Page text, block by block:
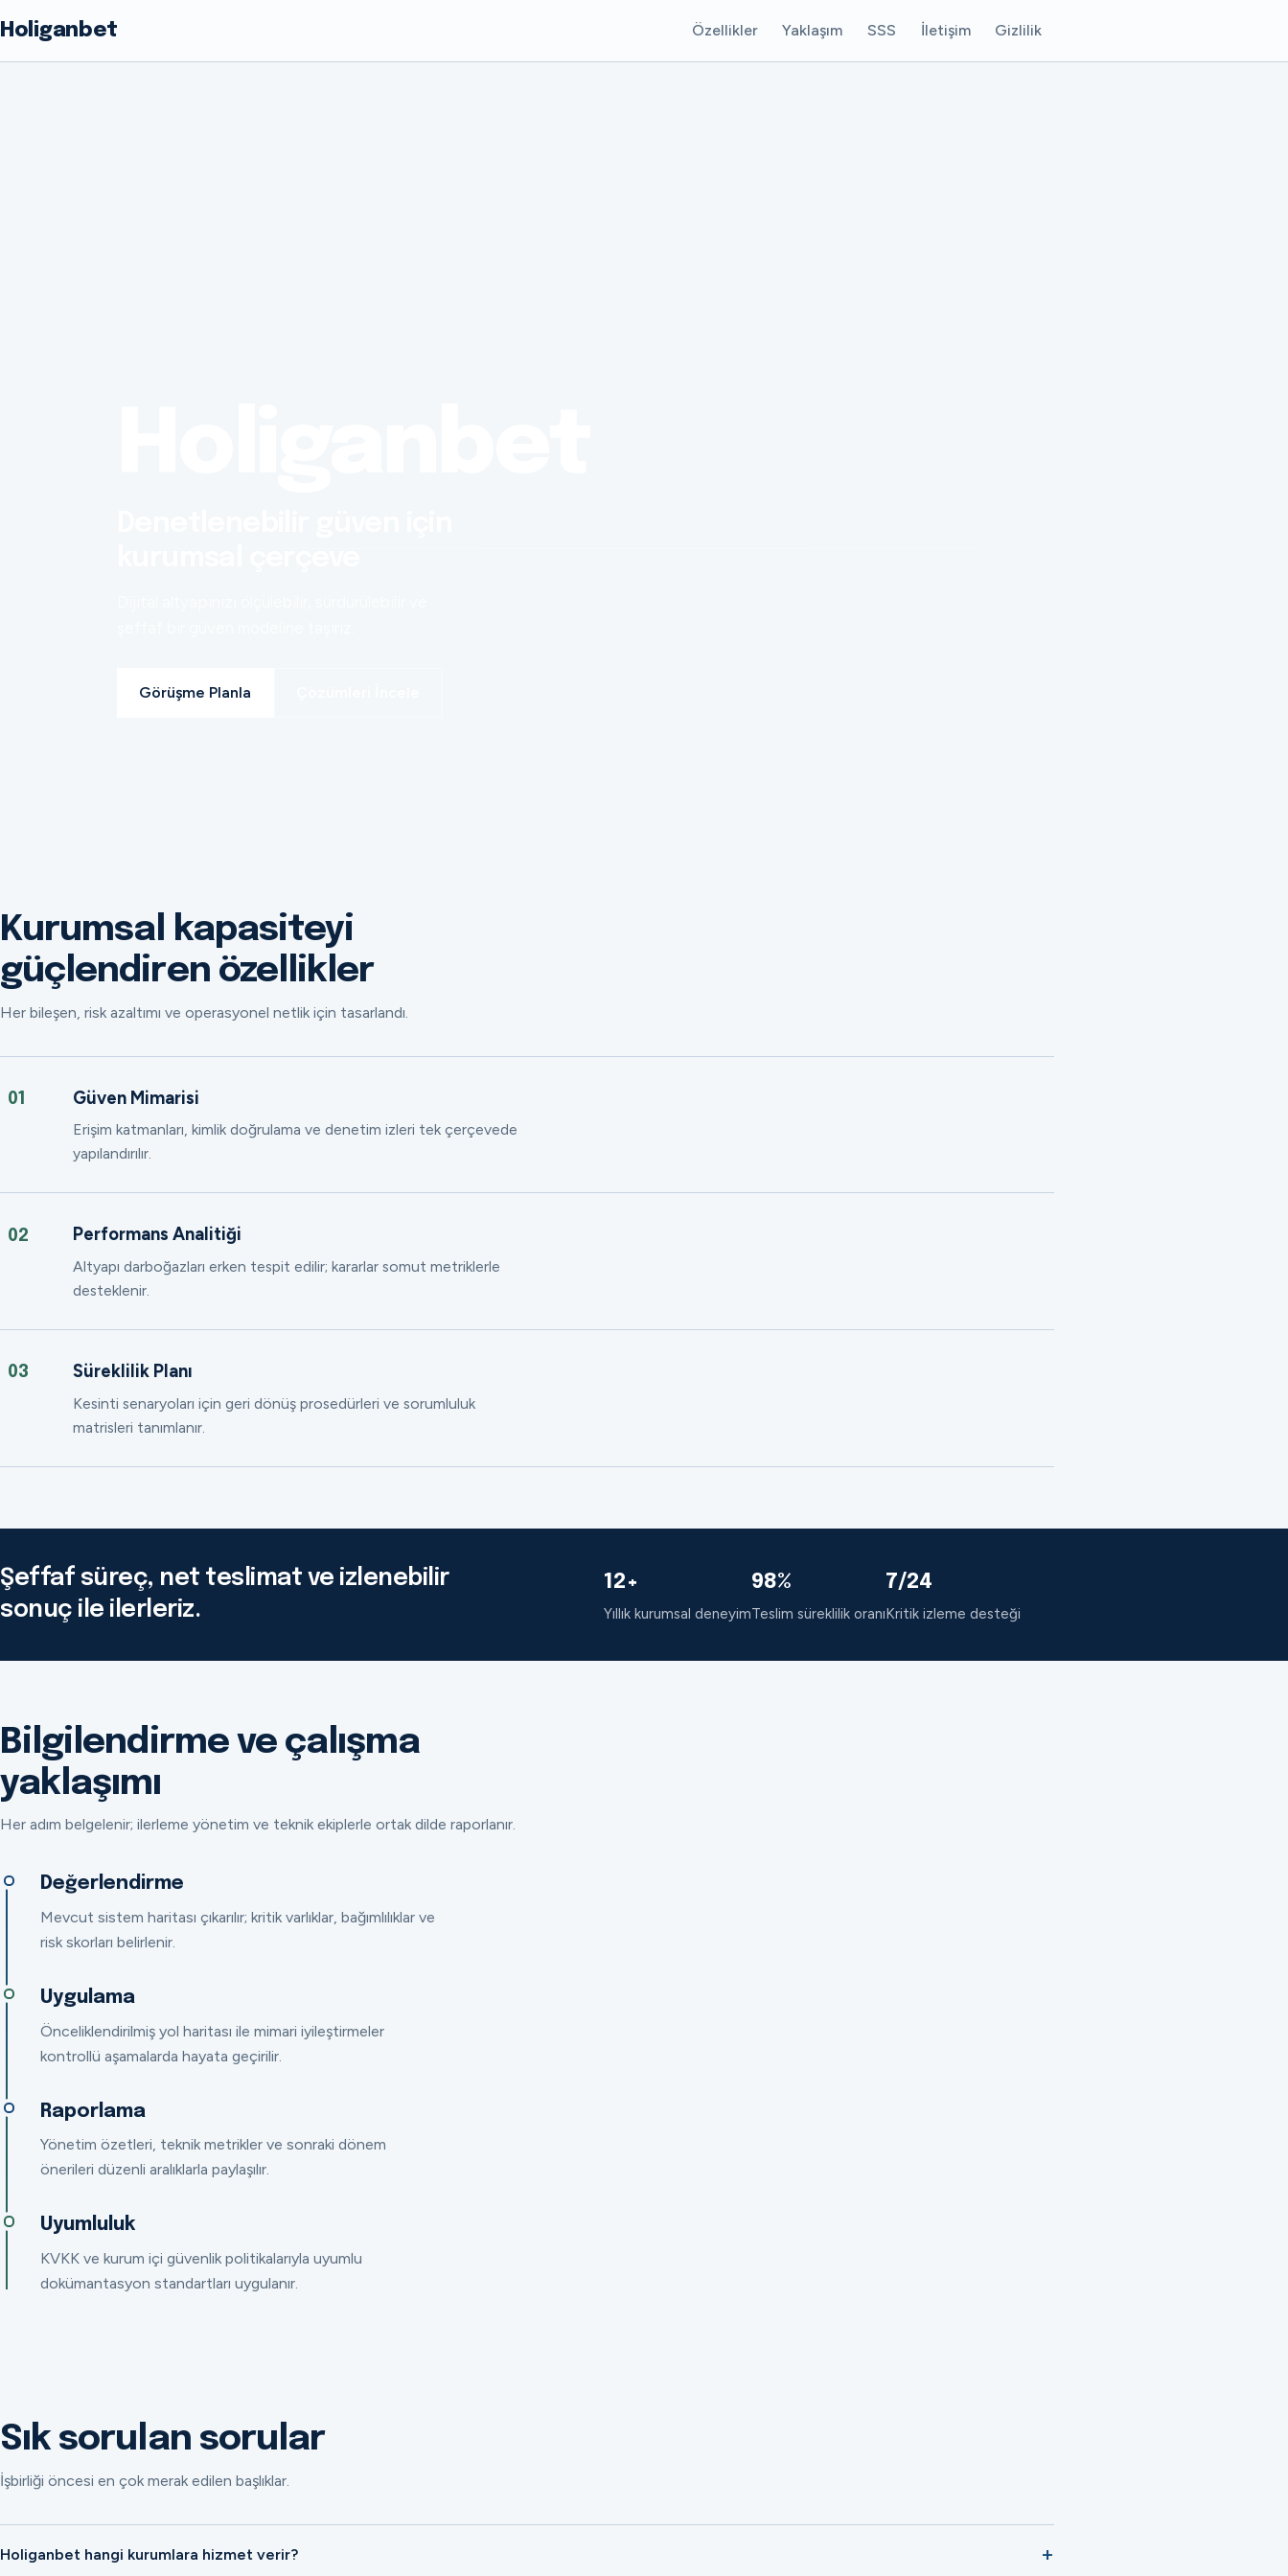
Holiganbet Özellikler Yaklaşım SSS İletişim Gizlilik
Görüşme Planla
Kurumsal kapasiteyi
güçlendiren özellikler
Her bileşen, risk azaltımı ve operasyonel netlik için tasarlandı.
01 Güven Mimarisi
Erişim katmanları, kimlik doğrulama ve denetim izleri tek çerçevede
yapılandırılır.
02 Performans Analitiği
Altyapı darboğazları erken tespit edilir; kararlar somut metriklerle
desteklenir.
03 Süreklilik Planı
Kesinti senaryoları için geri dönüş prosedürleri ve sorumluluk
matrisleri tanımlanır.
Şeffaf süreç, net teslimat ve izlenebilir
sonuç ile ilerleriz.
12+
Yıllık kurumsal deneyim
98%
Teslim süreklilik oranı
7/24
Kritik izleme desteği
Bilgilendirme ve çalışma
yaklaşımı
Her adım belgelenir; ilerleme yönetim ve teknik ekiplerle ortak dilde raporlanır.
Değerlendirme
Mevcut sistem haritası çıkarılır; kritik varlıklar, bağımlılıklar ve
risk skorları belirlenir.
Uygulama
Önceliklendirilmiş yol haritası ile mimari iyileştirmeler
kontrollü aşamalarda hayata geçirilir.
Raporlama
Yönetim özetleri, teknik metrikler ve sonraki dönem
önerileri düzenli aralıklarla paylaşılır.
Uyumluluk
KVKK ve kurum içi güvenlik politikalarıyla uyumlu
dokümantasyon standartları uygulanır.
Sık sorulan sorular
İşbirliği öncesi en çok merak edilen başlıklar.
Holiganbet hangi kurumlara hizmet verir?